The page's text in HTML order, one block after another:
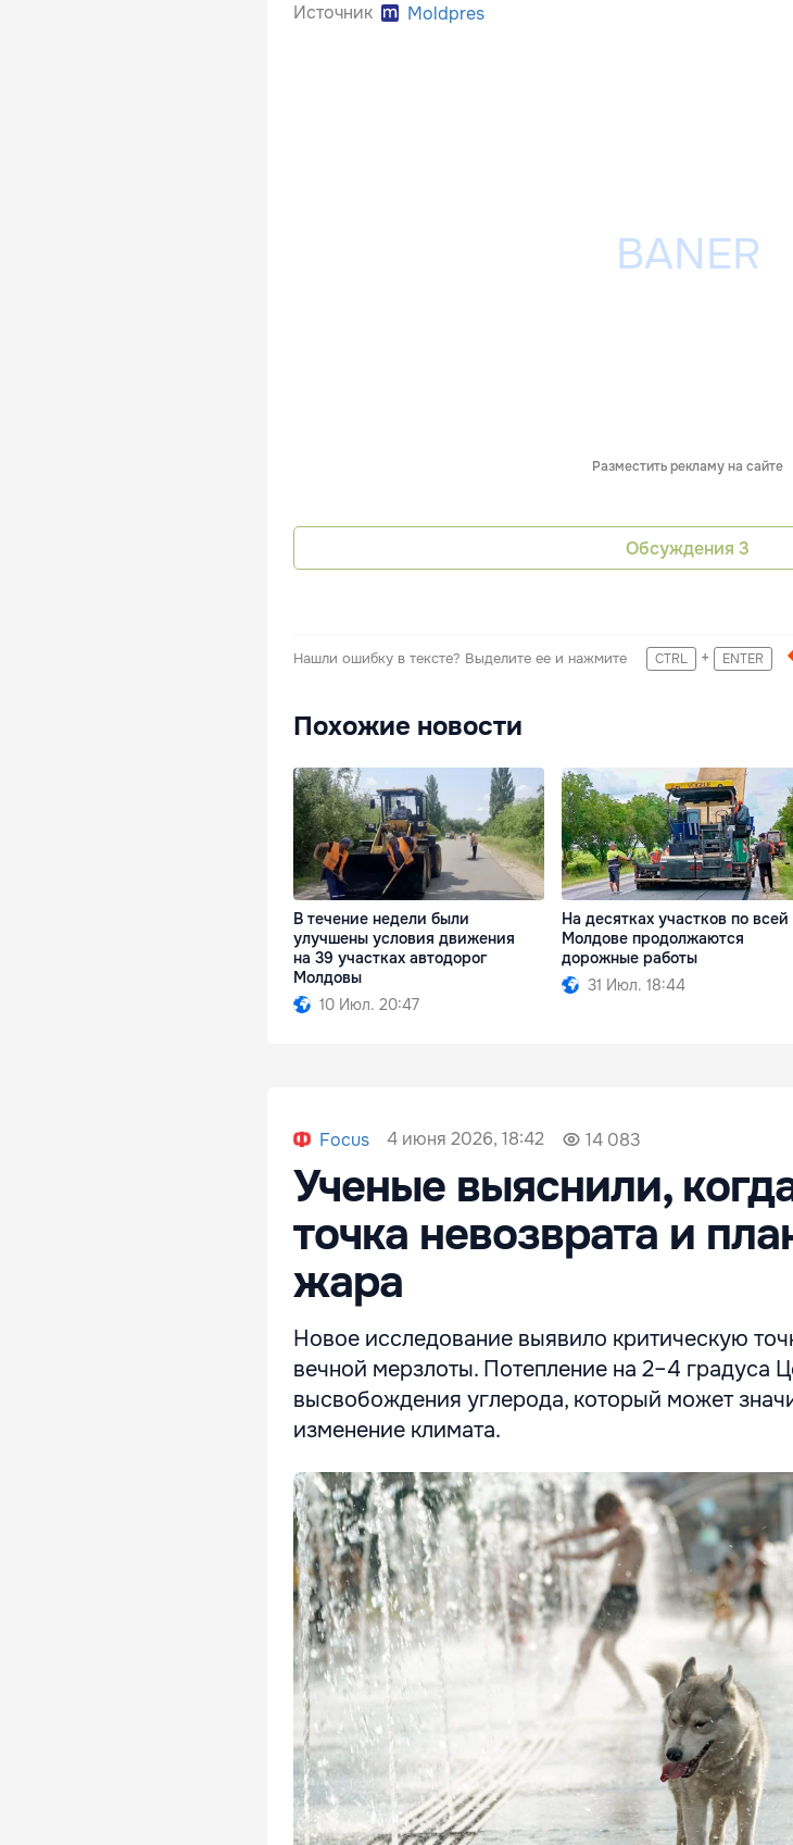
Источник Moldpres
Разместить рекламу на сайте
Обсуждения 3
Нашли ошибку в тексте? Выделите ее и нажмите CTRL + ENTER
Похожие новости
В течение недели были
улучшены условия движения
на 39 участках автодорог
Молдовы
10 Июл. 20:47
На десятках участков по всей
Молдове продолжаются
дорожные работы
31 Июл. 18:44
Focus 4 июня 2026, 18:42 14 083
Ученые выяснили,
точка невозврата и
жара
Новое исследование выявило критическую
вечной мерзлоты. Потепление на 2–4 градуса
высвобождения углерода, который может
изменение климата.